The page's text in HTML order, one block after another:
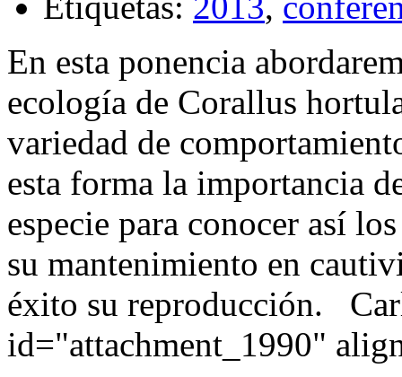
En esta ponencia
ecología de Corallus
variedad de
esta forma la importancia
especie para conocer así
su mantenimiento en
éxito su reproducción.
id="attachment_1990"